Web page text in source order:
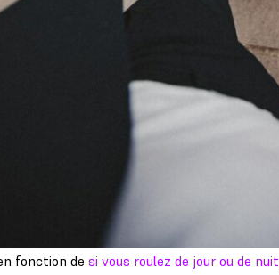
fonction de si vous roulez de jour ou de nuit